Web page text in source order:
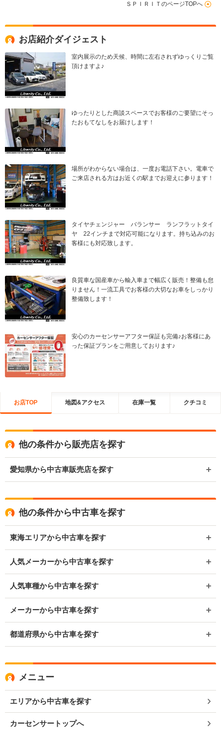
ＳＰＩＲＩＴのページTOPへ
お店紹介ダイジェスト
室内展示のため天候、時間に左右されずゆっくりご覧
頂けますよ♪
ゆったりとした商談スペースでお客様のご要望にそっ
たおもてなしをお届けします！
場所がわからない場合は、一度お電話下さい。電車で
ご来店される方はお近くの駅までお迎えに参ります！
タイヤチェンジャー バランサー ランフラットタイ
ヤ 22インチまで対応可能になります。持ち込みのお
客様にも対応致します。
良質車な国産車から輸入車まで幅広く販売！整備も怠
りません！一流工具でお客様の大切なお車をしっかり
整備致します！
安心のカーセンサーアフター保証も完備♪お客様にあ
った保証プランをご用意しております♪
お店TOP 地図&アクセス 在庫一覧 クチコミ
他の条件から販売店を探す
愛知県から中古車販売店を探す
他の条件から中古車を探す
東海エリアから中古車を探す
人気メーカーから中古車を探す
人気車種から中古車を探す
メーカーから中古車を探す
都道府県から中古車を探す
メニュー
エリアから中古車を探す
カーセンサートップへ